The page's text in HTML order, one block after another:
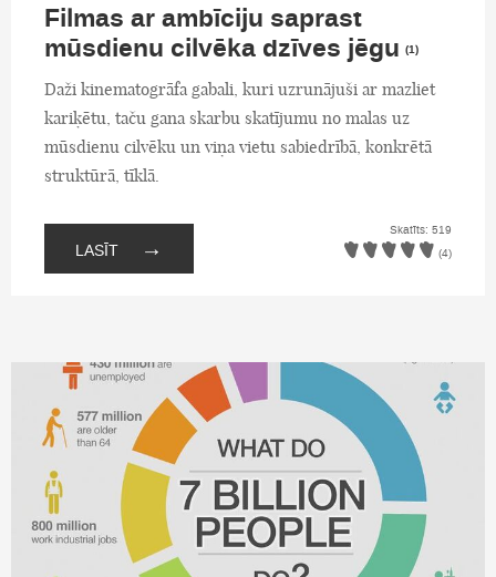
Filmas ar ambīciju saprast
mūsdienu cilvēka dzīves jēgu (1)
Daži kinematogrāfa gabali, kuri uzrunājuši ar mazliet
kariķētu, taču gana skarbu skatījumu no malas uz
mūsdienu cilvēku un viņa vietu sabiedrībā, konkrētā
struktūrā, tīklā.
LASĪT →
Skatīts: 519
(4)